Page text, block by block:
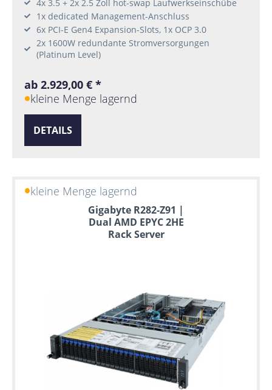
4x 3.5 + 2x 2.5 Zoll hot-swap Laufwerkseinschübe
1x dedicated Management-Anschluss
6x PCI-E Gen4 Expansion-Slots, 1x OCP 3.0
2x 1600W redundante Stromversorgungen
(Platinum Level)
ab 2.929,00 € *
kleine Menge lagernd
DETAILS
kleine Menge lagernd
Gigabyte R282-Z91 |
Dual AMD EPYC 2HE
Rack Server